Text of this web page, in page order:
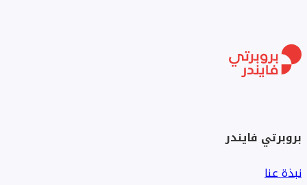
بروبرتي فايندر
نبذة عنا